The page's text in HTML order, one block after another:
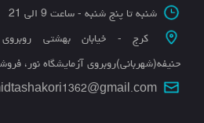
شنبه تا پنج شنبه - ساعت 9 الی 21
حنیفه(شهربانی)روبروی آزمایشگاه نور،